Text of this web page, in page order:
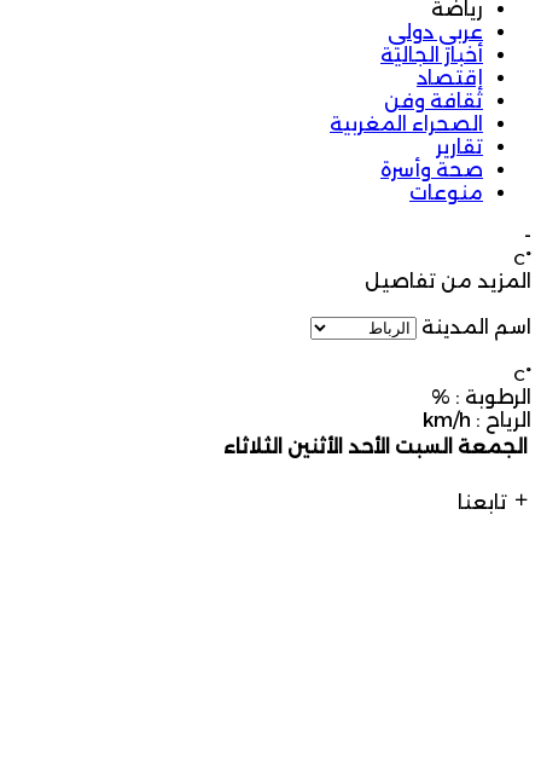
رياضة
عربي دولي
أخبار الجالية
إقتصاد
ثقافة وفن
الصحراء المغربية
تقارير
صحة وأسرة
منوعات
-
°C
المزيد من تفاصيل
اسم المدينة
°C
الرطوبة : %
الرياح : km/h
الجمعة السبت الأحد الأثنين الثلاثاء
تابعنا